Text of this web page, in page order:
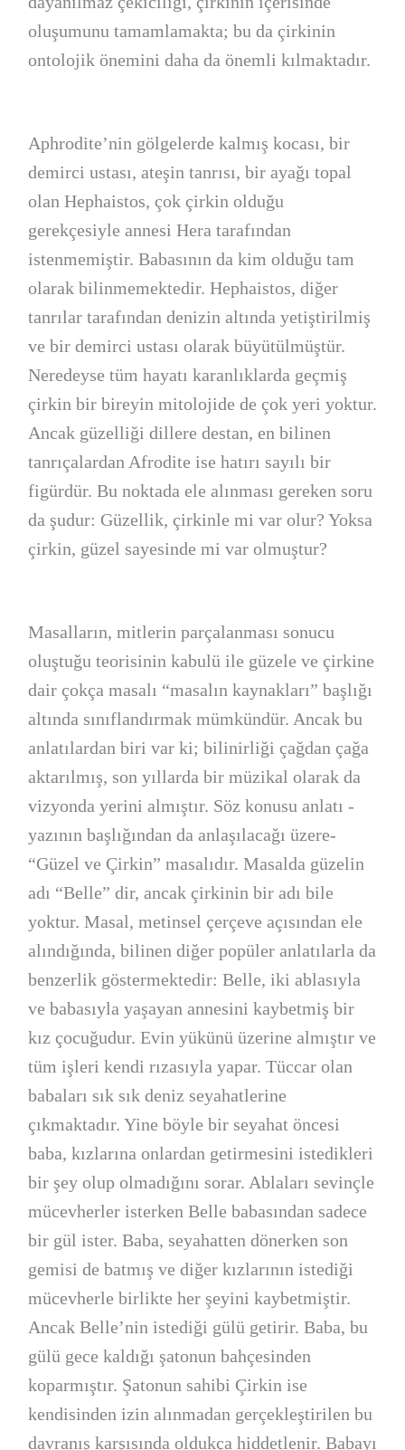
oluşumunu tamamlamakta; bu da çirkinin
ontolojik önemini daha da önemli kılmaktadır.
Aphrodite’nin gölgelerde kalmış kocası, bir
demirci ustası, ateşin tanrısı, bir ayağı topal
olan Hephaistos, çok çirkin olduğu
gerekçesiyle annesi Hera tarafından
istenmemiştir. Babasının da kim olduğu tam
olarak bilinmemektedir. Hephaistos, diğer
tanrılar tarafından denizin altında yetiştirilmiş
ve bir demirci ustası olarak büyütülmüştür.
Neredeyse tüm hayatı karanlıklarda geçmiş
çirkin bir bireyin mitolojide de çok yeri yoktur.
Ancak güzelliği dillere destan, en bilinen
tanrıçalardan Afrodite ise hatırı sayılı bir
figürdür. Bu noktada ele alınması gereken soru
da şudur: Güzellik, çirkinle mi var olur? Yoksa
çirkin, güzel sayesinde mi var olmuştur?
Masalların, mitlerin parçalanması sonucu
oluştuğu teorisinin kabulü ile güzele ve çirkine
dair çokça masalı “masalın kaynakları” başlığı
altında sınıflandırmak mümkündür. Ancak bu
anlatılardan biri var ki; bilinirliği çağdan çağa
aktarılmış, son yıllarda bir müzikal olarak da
vizyonda yerini almıştır. Söz konusu anlatı -
yazının başlığından da anlaşılacağı üzere-
“Güzel ve Çirkin” masalıdır. Masalda güzelin
adı “Belle” dir, ancak çirkinin bir adı bile
yoktur. Masal, metinsel çerçeve açısından ele
alındığında, bilinen diğer popüler anlatılarla da
benzerlik göstermektedir: Belle, iki ablasıyla
ve babasıyla yaşayan annesini kaybetmiş bir
kız çocuğudur. Evin yükünü üzerine almıştır ve
tüm işleri kendi rızasıyla yapar. Tüccar olan
babaları sık sık deniz seyahatlerine
çıkmaktadır. Yine böyle bir seyahat öncesi
baba, kızlarına onlardan getirmesini istedikleri
bir şey olup olmadığını sorar. Ablaları sevinçle
mücevherler isterken Belle babasından sadece
bir gül ister. Baba, seyahatten dönerken son
gemisi de batmış ve diğer kızlarının istediği
mücevherle birlikte her şeyini kaybetmiştir.
Ancak Belle’nin istediği gülü getirir. Baba, bu
gülü gece kaldığı şatonun bahçesinden
koparmıştır. Şatonun sahibi Çirkin ise
kendisinden izin alınmadan gerçekleştirilen bu
davranış karşısında oldukça hiddetlenir. Babayı